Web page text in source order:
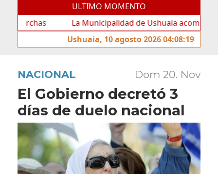
ULTIMO MOMENTO
La Municipalidad de Ushuaia acompañó los
Ushuaia, 10 agosto 2026 04:08:19
NACIONAL Dom 20. Nov
El Gobierno decretó 3
días de duelo nacional